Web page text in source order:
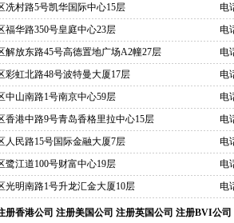
冼村路5号凯华国际中心15层
电
福华路350号皇庭中心23层
电
解放东路45号高德置地广场A2幢27层
电
彩虹北路48号波特曼大厦17层
电
中山南路1号南京中心59层
电
香港中路9号青岛香格里拉中心15层
电
人民路15号国际金融大厦7层
电
鹭江道100号财富中心19层
电
光明南路1号升龙汇金大厦10层 电
册香港公司 注册美国公司 注册英国公司 注册BVI公司